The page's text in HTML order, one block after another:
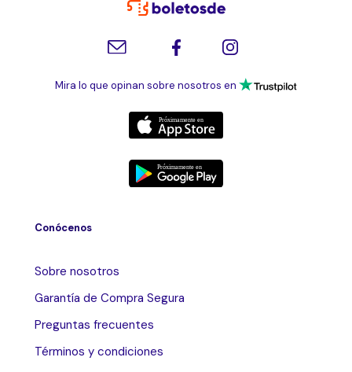
Mira lo que opinan sobre nosotros en
Conócenos
Sobre nosotros
Garantía de Compra Segura
Preguntas frecuentes
Términos y condiciones